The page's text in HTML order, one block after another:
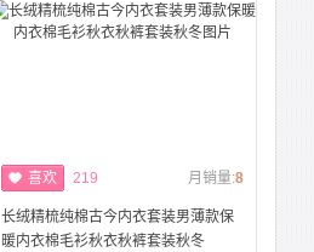
喜欢 219 月销量:8
长绒精梳纯棉古今内衣套装男薄款保
暖内衣棉毛衫秋衣秋裤套装秋冬